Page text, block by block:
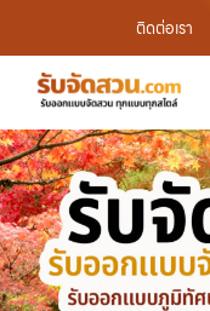
ติดต่อเรา